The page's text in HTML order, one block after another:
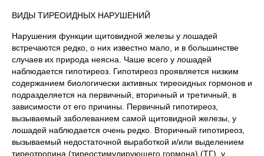
ВИДЫ ТИРЕОИДНЫХ НАРУШЕНИЙ
Нарушения функции щитовидной железы у лошадей
встречаются редко, о них известно мало, и в большинстве
случаев их природа неясна. Чаше всего у лошадей
наблюдается гипотиреоз. Гипотиреоз проявляется низким
содержанием биологически активных тиреоидных гормонов и
подразделяется на первичный, вторичный и третичный, в
зависимости от его причины. Первичный гипотиреоз,
вызываемый заболеванием самой щитовидной железы, у
лошадей наблюдается очень редко. Вторичный гипотиреоз,
вызываемый недостаточной выработкой и/или выделением
тиреотропина (тиреостимулирующего гормона) (ТГ), у